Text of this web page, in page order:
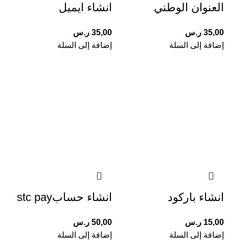
العنوان الوطني
35,00 ر.س
إضافة إلى السلة
انشاء ايميل
35,00 ر.س
إضافة إلى السلة
انشاء باركود
15,00 ر.س
إضافة إلى السلة
انشاء حسابstc pay
50,00 ر.س
إضافة إلى السلة